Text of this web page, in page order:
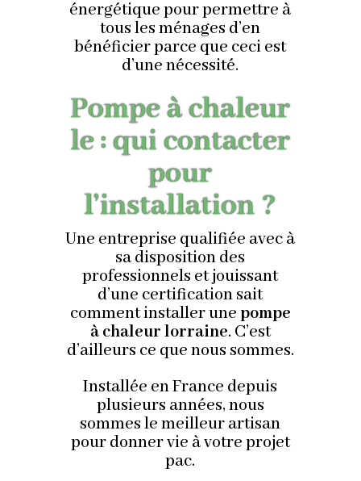
énergétique pour permettre à
tous les ménages d’en
bénéficier parce que ceci est
d’une nécessité.
Pompe à chaleur
le : qui contacter
pour
l’installation ?
Une entreprise qualifiée avec à
sa disposition des
professionnels et jouissant
d’une certification sait
comment installer une pompe
à chaleur lorraine. C’est
d’ailleurs ce que nous sommes.
Installée en France depuis
plusieurs années, nous
sommes le meilleur artisan
pour donner vie à votre projet
pac.